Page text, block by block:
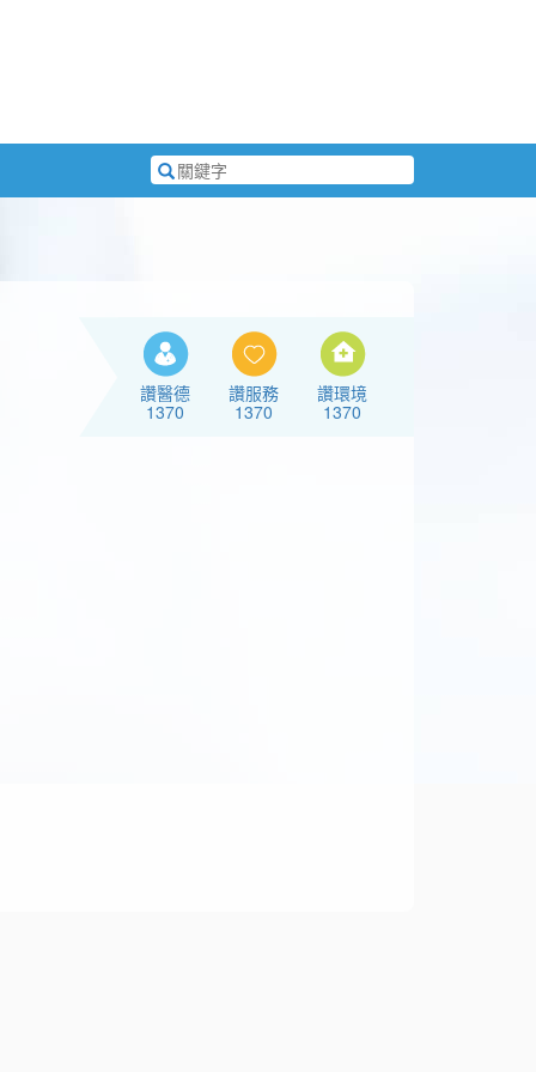
搜
尋
讚醫德
1370
讚服務
1370
讚環境
1370